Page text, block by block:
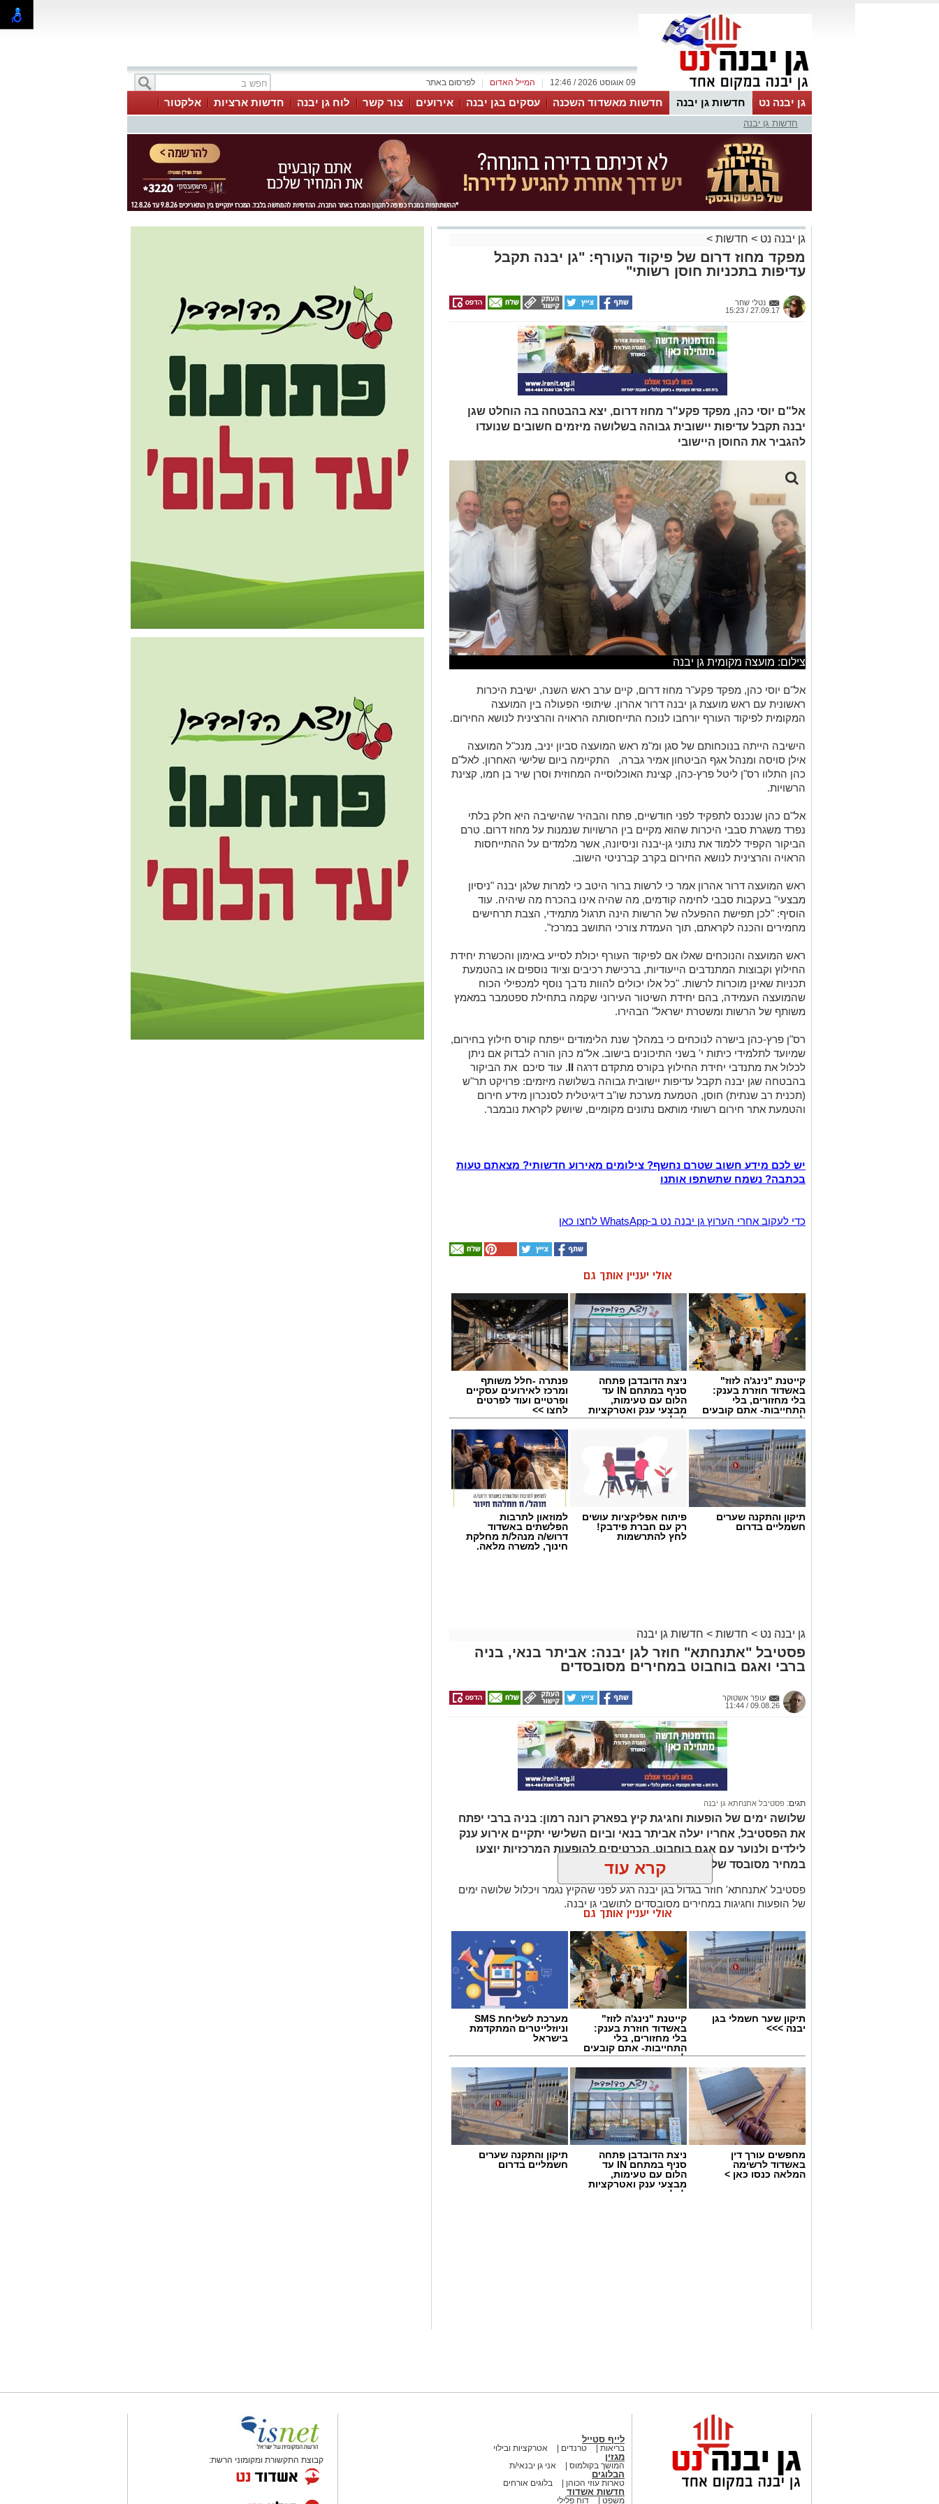
לפרסום באתר המייל האדום 09 אוגוסט 2026 / 12:46
גן יבנה נט חדשות גן יבנה חדשות מאשדוד השכנה עסקים בגן יבנה אירועים צור קשר לוח גן יבנה חדשות ארציות
אלקטור
MyKehila
חדשות גן יבנה
גן יבנה נט > חדשות >
מפקד מחוז דרום של פיקוד העורף: "גן יבנה תקבל
עדיפות בתכניות חוסן רשותי"
נטלי שחר
27.09.17 / 15:23
אל"ם יוסי כהן, מפקד פקע"ר מחוז דרום, יצא בהבטחה בה הוחלט שגן
יבנה תקבל עדיפות יישובית גבוהה בשלושה מיזמים חשובים שנועדו
להגביר את החוסן היישובי
צילום: מועצה מקומית גן יבנה
אל"ם יוסי כהן, מפקד פקע"ר מחוז דרום, קיים ערב ראש השנה, ישיבת היכרות
ראשונית עם ראש מועצת גן יבנה דרור אהרון. שיתופי הפעולה בין המועצה
המקומית לפיקוד העורף יורחבו לנוכח התייחסותה הראויה והרצינית לנושא החירום.
הישיבה הייתה בנוכחותם של סגן ומ"מ ראש המועצה סביון יניב, מנכ"ל המועצה
אילן סויסה ומנהל אגף הביטחון אמיר גברה, התקיימה ביום שלישי האחרון. לאל"ם
כהן התלוו רס"ן ליטל פרץ-כהן, קצינת האוכלוסייה המחוזית וסרן שיר בן חמו, קצינת
הרשויות.
אל"ם כהן שנכנס לתפקיד לפני חודשיים, פתח והבהיר שהישיבה היא חלק בלתי
נפרד משגרת סבבי היכרות שהוא מקיים בין הרשויות שנמנות על מחוז דרום. טרם
הביקור הקפיד ללמוד את נתוני גן-יבנה וניסיונה, אשר מלמדים על ההתייחסות
הראויה והרצינית לנושא החירום בקרב קברניטי הישוב.
ראש המועצה דרור אהרון אמר כי לרשות ברור היטב כי למרות שלגן יבנה "ניסיון
מבצעי" בעקבות סבבי לחימה קודמים, מה שהיה אינו בהכרח מה שיהיה. עוד
הוסיף: "לכן תפישת ההפעלה של הרשות הינה תרגול מתמידי, הצבת תרחישים
מחמירים והכנה לקראתם, תוך העמדת צורכי התושב במרכז".
ראש המועצה והנוכחים שאלו אם לפיקוד העורף יכולת לסייע באימון והכשרת יחידת
החילוץ וקבוצות המתנדבים הייעודיות, ברכישת רכיבים וציוד נוספים או בהטמעת
תכניות שאינן מוכרות לרשות. "כל אלו יכולים להוות נדבך נוסף למכפילי הכוח
שהמועצה העמידה, בהם יחידת השיטור העירוני שקמה בתחילת ספטמבר במאמץ
משותף של הרשות ומשטרת ישראל" הבהירו.
רס"ן פרץ-כהן בישרה לנוכחים כי במהלך שנת הלימודים ייפתח קורס חילוץ בחירום,
שמיועד לתלמידי כיתות י' בשני התיכונים בישוב. אל"מ כהן הורה לבדוק אם ניתן
לכלול את מתנדבי יחידת החילוץ בקורס מתקדם דרגה II. עוד סיכם את הביקור
בהבטחה שגן יבנה תקבל עדיפות יישובית גבוהה בשלושה מיזמים: פרויקט תר"ש
(תכנית רב שנתית) חוסן, הטמעת מערכת שו"ב דיגיטלית לסנכרון מידע חירום
והטמעת אתר חירום רשותי מותאם נתונים מקומיים, שיושק לקראת נובמבר.
יש לכם מידע חשוב שטרם נחשף? צילומים מאירוע חדשותי? מצאתם טעות
בכתבה? נשמח שתשתפו אותנו
‏כדי לעקוב אחרי הערוץ גן יבנה נט ב-WhatsApp לחצו כאן
אולי יעניין אותך גם
קייטנת "נינג'ה לזוז"
באשדוד חוזרת בענק:
בלי מחזורים, בלי
התחייבות- אתם קובעים
לכמה ואיזה ימים
להירשם!
ניצת הדובדבן פתחה
סניף במתחם IN עד
הלום עם טעימות,
מבצעי ענק ואטרקציות
לכל המשפחה
פנתרה -חלל משותף
ומרכז לאירועים עסקיים
ופרטיים ועוד לפרטים
לחצו >>
תיקון והתקנה שערים
חשמליים בדרום
פיתוח אפליקציות עושים
רק עם חברת פידבק!
לחץ להתרשמות
למוזאון לתרבות
הפלשתים באשדוד
דרוש/ה מנהל/ת מחלקת
חינוך, למשרה מלאה.
גן יבנה נט > חדשות > חדשות גן יבנה
פסטיבל "אתנחתא" חוזר לגן יבנה: אביתר בנאי, בניה
ברבי ואגם בוחבוט במחירים מסובסדים
עופר אשטוקר
09.08.26 / 11:44
תגים: פסטיבל אתנחתא גן יבנה
שלושה ימים של הופעות וחגיגת קיץ בפארק רונה רמון: בניה ברבי יפתח
את הפסטיבל, אחריו יעלה אביתר בנאי וביום השלישי יתקיים אירוע ענק
לילדים ולנוער עם אגם בוחבוט. הכרטיסים להופעות המרכזיות יוצעו
במחיר מסובסד של 40 שקלים
פסטיבל 'אתנחתא' חוזר בגדול בגן יבנה רגע לפני שהקיץ נגמר ויכלול שלושה ימים
של הופעות וחגיגות במחירים מסובסדים לתושבי גן יבנה.
.
– 26.8.2026 בפארק ע"ש רונה רמון בגן יבנה.
מועצה מקומית גן יבנה
קרא עוד
אולי יעניין אותך גם
תיקון שער חשמלי בגן
יבנה >>>
קייטנת "נינג'ה לזוז"
באשדוד חוזרת בענק:
בלי מחזורים, בלי
התחייבות- אתם קובעים
לכמה ואיזה ימים
להירשם!
מערכת לשליחת SMS
וניוזלייטרים המתקדמת
בישראל
מחפשים עורך דין
באשדוד לרשימה
המלאה כנסו כאן >
ניצת הדובדבן פתחה
סניף במתחם IN עד
הלום עם טעימות,
מבצעי ענק ואטרקציות
לכל המשפחה
תיקון והתקנה שערים
חשמליים בדרום
לייף סטייל
בריאות טרנדים אטרקציות ובילוי
מגזין
המושך בקולמוס אני גן יבנאי/ת
הבלוגים
טארות עוזי הכוהן בלוגים אורחים
חדשות אשדוד
משפט דוח פלילי
קבוצת התקשורת ומקומוני הרשת: